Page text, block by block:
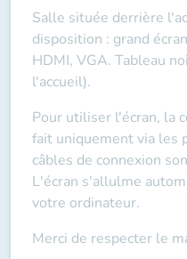
Salle située derrière
disposition : grand
HDMI, VGA. Tableau
l'accueil).
Pour utiliser l'écran, la
fait uniquement via les
câbles de connexion
L'écran s'allulme
votre ordinateur.
Merci de respecter le